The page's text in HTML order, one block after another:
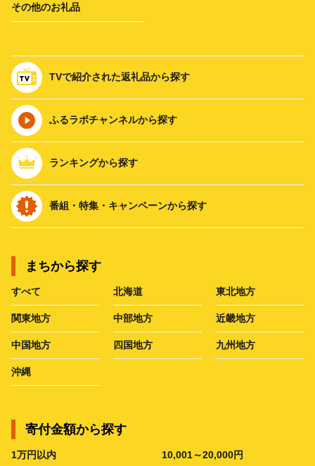
その他のお礼品
TVで紹介された返礼品から探す
ふるラボチャンネルから探す
ランキングから探す
番組・特集・キャンペーンから探す
まちから探す
すべて 北海道 東北地方
関東地方 中部地方 近畿地方
中国地方 四国地方 九州地方
沖縄
寄付金額から探す
1万円以内 10,001～20,000円